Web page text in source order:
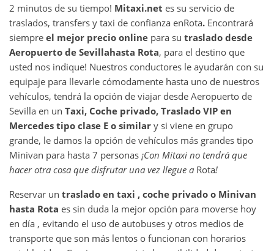
2 minutos de su tiempo! Mitaxi.net es su servicio de
traslados, transfers y taxi de confianza enRota. Encontrará
siempre el mejor precio online para su traslado desde
Aeropuerto de Sevillahasta Rota, para el destino que
usted nos indique! Nuestros conductores le ayudarán con su
equipaje para llevarle cómodamente hasta uno de nuestros
vehículos, tendrá la opción de viajar desde Aeropuerto de
Sevilla en un Taxi, Coche privado, Traslado VIP en
Mercedes tipo clase E o similar y si viene en grupo
grande, le damos la opción de vehículos más grandes tipo
Minivan para hasta 7 personas ¡Con Mitaxi no tendrá que
hacer otra cosa que disfrutar una vez llegue a Rota!
Reservar un traslado en taxi , coche privado o Minivan
hasta Rota es sin duda la mejor opción para moverse hoy
en día , evitando el uso de autobuses y otros medios de
transporte que son más lentos o funcionan con horarios